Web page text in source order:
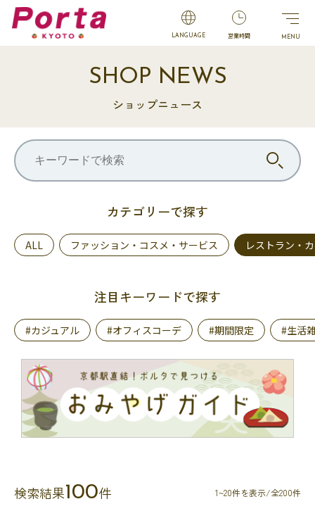
LANGUAGE 営業時間
SHOP NEWS
ショップニュース
カテゴリーで探す
ALL ファッション・コスメ・サービス レストラン・
注目キーワードで探す
#カジュアル #オフィスコーデ #期間限定 #生活
検索結果100件 1~20件を表示/全200件